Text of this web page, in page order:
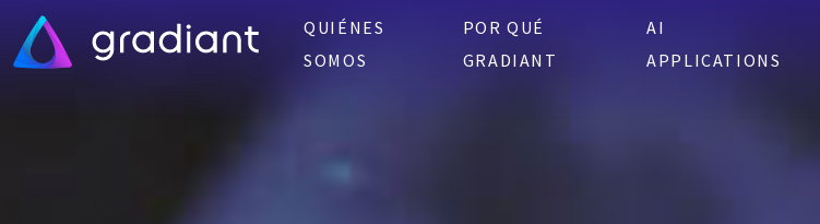
QUIÉNES
SOMOS
POR QUÉ
GRADIANT
AI
APPLICATIONS